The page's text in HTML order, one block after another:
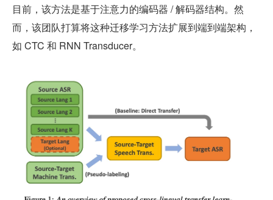
目前，该方法是基于注意力的编码器 / 解码器结构。然
而，该团队打算将这种迁移学习方法扩展到端到端架构，
如 CTC 和 RNN Transducer。